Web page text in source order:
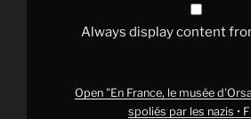
Always display content
Open "En France, le musée
spoliés par les nazis •